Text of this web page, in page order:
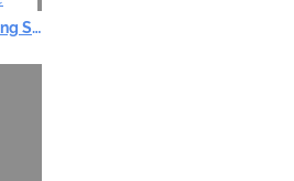
Agility 12delige Set - Ring Slalom en Horde